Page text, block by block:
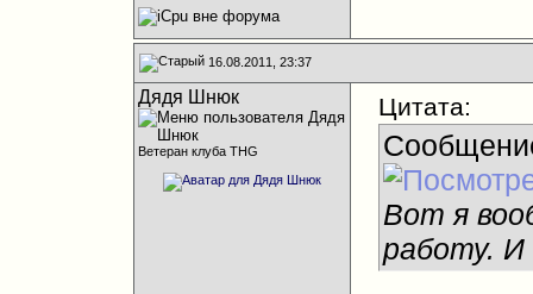
16.08.2011, 23:37
Дядя Шнюк
Ветеран клуба THG
Цитата:
Вот я
работу.